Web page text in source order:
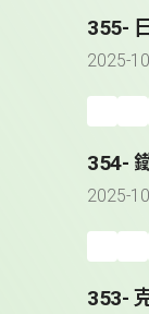
355-
2025-
354-
2025-
353-